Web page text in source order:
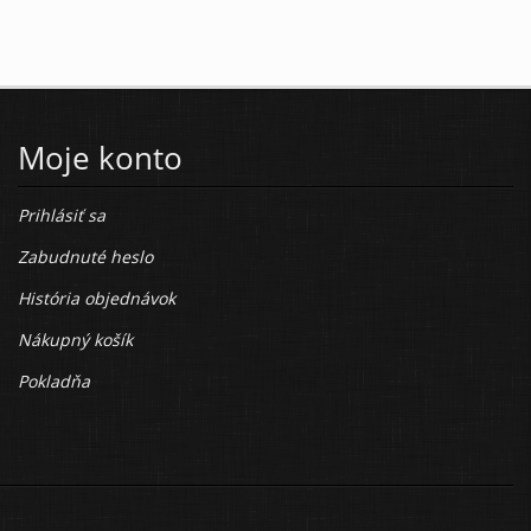
Moje konto
Prihlásiť sa
Zabudnuté heslo
História objednávok
Nákupný košík
Pokladňa